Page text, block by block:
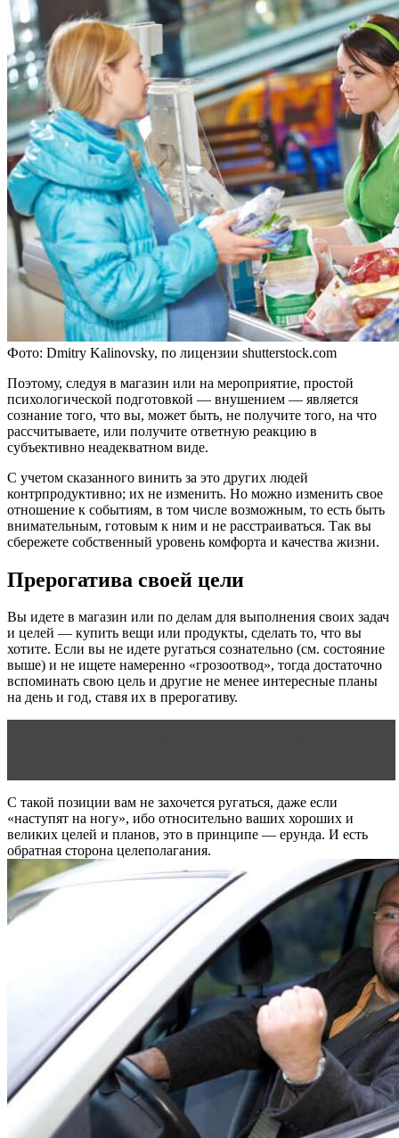
Фото: Dmitry Kalinovsky, по лицензии shutterstock.com
Поэтому, следуя в магазин или на мероприятие, простой
психологической подготовкой — внушением — является
сознание того, что вы, может быть, не получите того, на что
рассчитываете, или получите ответную реакцию в
субъективно неадекватном виде.
С учетом сказанного винить за это других людей
контрпродуктивно; их не изменить. Но можно изменить свое
отношение к событиям, в том числе возможным, то есть быть
внимательным, готовым к ним и не расстраиваться. Так вы
сбережете собственный уровень комфорта и качества жизни.
Прерогатива своей цели
Вы идете в магазин или по делам для выполнения своих задач
и целей — купить вещи или продукты, сделать то, что вы
хотите. Если вы не идете ругаться сознательно (см. состояние
выше) и не ищете намеренно «грозоотвод», тогда достаточно
вспоминать свою цель и другие не менее интересные планы
на день и год, ставя их в прерогативу.
С такой позиции вам не захочется ругаться, даже если
«наступят на ногу», ибо относительно ваших хороших и
великих целей и планов, это в принципе — ерунда. И есть
обратная сторона целеполагания.